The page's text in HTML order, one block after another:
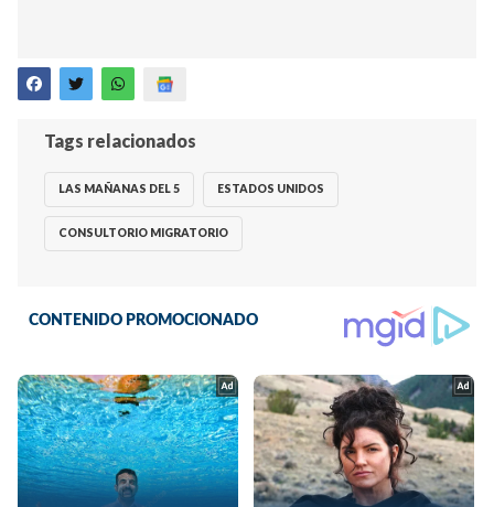
Tags relacionados
LAS MAÑANAS DEL 5 ESTADOS UNIDOS
CONSULTORIO MIGRATORIO